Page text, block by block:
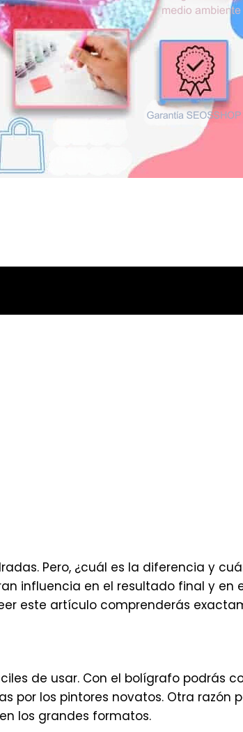
Pero, ¿cuál es la diferencia y
influencia en el resultado final y en
este artículo comprenderás
de usar. Con el bolígrafo podrás
por los pintores novatos. Otra
los grandes formatos.